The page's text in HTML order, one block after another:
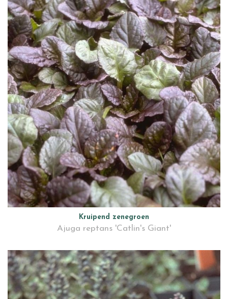
Kruipend zenegroen
Ajuga reptans 'Catlin's Giant'